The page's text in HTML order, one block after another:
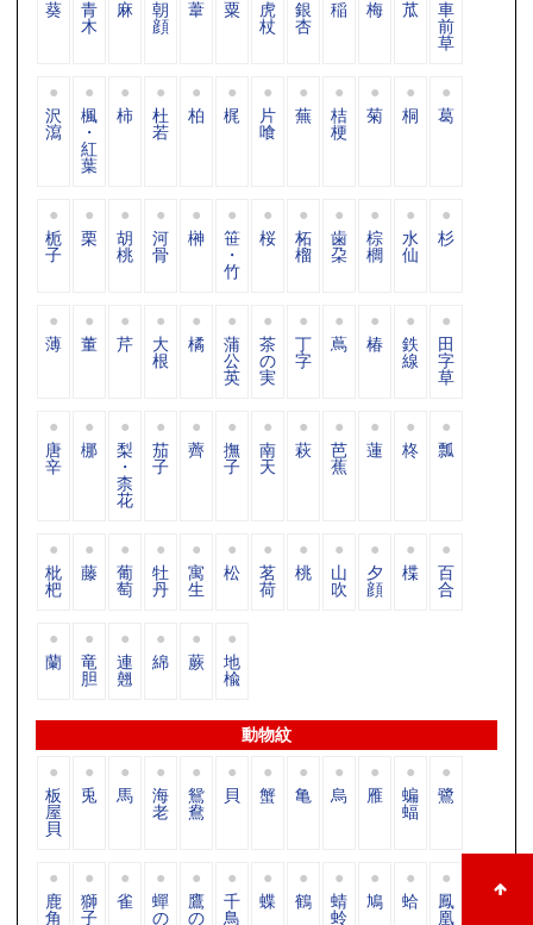
葵 青
木
麻 朝
顔
葦 粟 虎
杖
銀
杏
稲 梅 苽 車
前
草
沢
瀉
楓
・
紅
葉
柿 杜
若
柏 梶 片
喰
蕪 桔
梗
菊 桐 葛
栀
子
栗 胡
桃
河
骨
榊 笹
・
竹
桜 柘
榴
歯
朶
棕
櫚
水
仙
杉
薄 董 芹 大
根
橘 蒲
公
英
茶
の
実
丁
字
蔦 椿 鉄
線
田
字
草
唐
辛
梛 梨
・
柰
花
茄
子
薺 撫
子
南
天
萩 芭
蕉
蓮 柊 瓢
枇
杷
藤 葡
萄
牡
丹
寓
生
松 茗
荷
桃 山
吹
夕
顔
楪 百
合
蘭 竜
胆
連
翹
綿 蕨 地
楡
動物紋
板
屋
貝
兎 馬 海
老
鴛
鴦
貝 蟹 亀 烏 雁 蝙
蝠
鷺
鹿
角
獅
子
雀 蟬
の
鷹
の
千
鳥
蝶 鶴 蜻
蛉
鳩 蛤 鳳
凰